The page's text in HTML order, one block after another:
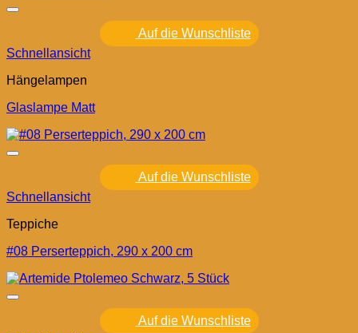
Auf die Wunschliste
Schnellansicht
Hängelampen
Glaslampe Matt
Auf die Wunschliste
Schnellansicht
Teppiche
#08 Perserteppich, 290 x 200 cm
Auf die Wunschliste